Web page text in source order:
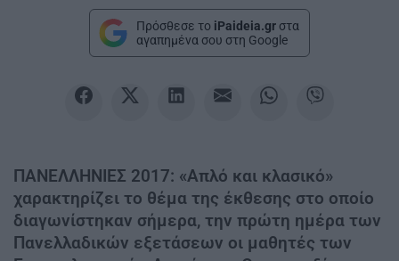
Πρόσθεσε το iPaideia.gr στα
αγαπημένα σου στη Google
ΠΑΝΕΛΛΗΝΙΕΣ 2017: «Απλό και κλασικό»
χαρακτηρίζει το θέμα της έκθεσης στο οποίο
διαγωνίστηκαν σήμερα, την πρώτη ημέρα των
Πανελλαδικών εξετάσεων οι μαθητές των